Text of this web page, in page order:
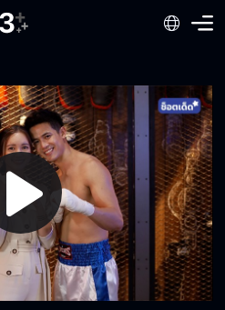
นูซิกเนเจอร์ดริงค์ของผม... อ้อมฟ้าโอบ
ไปตั้งหลายวัน คิดถึงฉันบ้างไหม
ราสองคนเป็นอะไรกันแน่